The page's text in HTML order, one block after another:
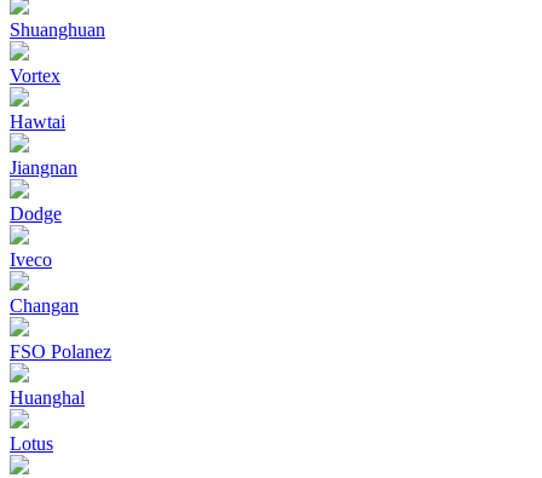
Shuanghuan
Vortex
Hawtai
Jiangnan
Dodge
Iveco
Changan
FSO Polanez
Huanghal
Lotus